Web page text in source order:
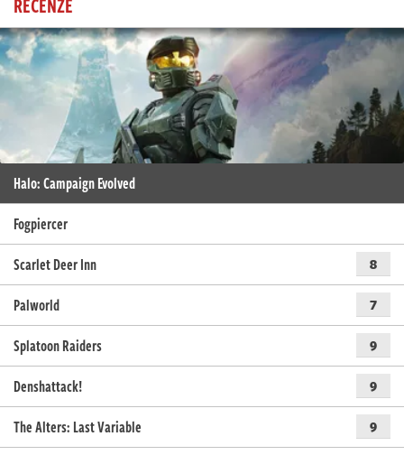
Halo: Campaign Evolved
Fogpiercer
Scarlet Deer Inn
8
Palworld 7
Splatoon Raiders 9
Denshattack! 9
The Alters: Last Variable 9